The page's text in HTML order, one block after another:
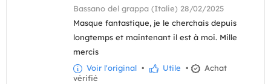
Bassano del grappa (Italie) 28/02/2025
Masque fantastique, je le cherchais depuis
longtemps et maintenant il est à moi. Mille
mercis
Voir l'original • Utile •
Achat
vérifié